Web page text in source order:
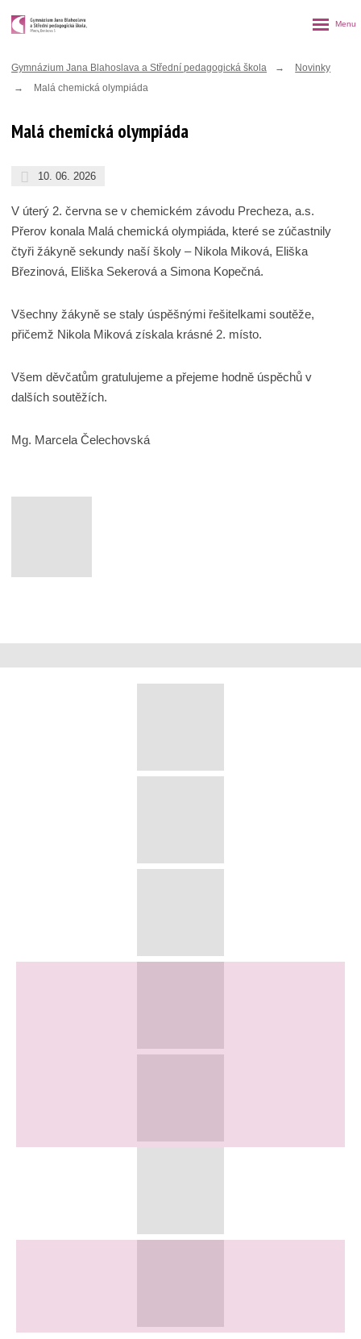
Gymnázium Jana Blahoslava a Střední pedagogická škola
Novinky
Malá chemická olympiáda
Malá chemická olympiáda
10. 06. 2026
V úterý 2. června se v chemickém závodu Precheza, a.s.
Přerov konala Malá chemická olympiáda, které se zúčastnily
čtyři žákyně sekundy naší školy – Nikola Miková, Eliška
Březinová, Eliška Sekerová a Simona Kopečná.
Všechny žákyně se staly úspěšnými řešitelkami soutěže,
přičemž Nikola Miková získala krásné 2. místo.
Všem děvčatům gratulujeme a přejeme hodně úspěchů v
dalších soutěžích.
Mg. Marcela Čelechovská